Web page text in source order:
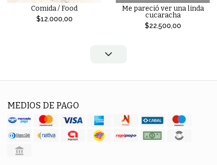
Comida / Food
$12.000,00
Me pareció ver una linda
cucaracha
$22.500,00
MEDIOS DE PAGO